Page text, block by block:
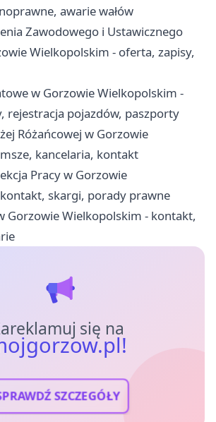
awarie wałów
Zawodowego i Ustawicznego
Wielkopolskim - oferta, zapisy,
w Gorzowie Wielkopolskim -
rejestracja pojazdów, paszporty
Różańcowej w Gorzowie
kancelaria, kontakt
Pracy w Gorzowie
skargi, porady prawne
Gorzowie Wielkopolskim - kontakt,
się na
SZCZEGÓŁY